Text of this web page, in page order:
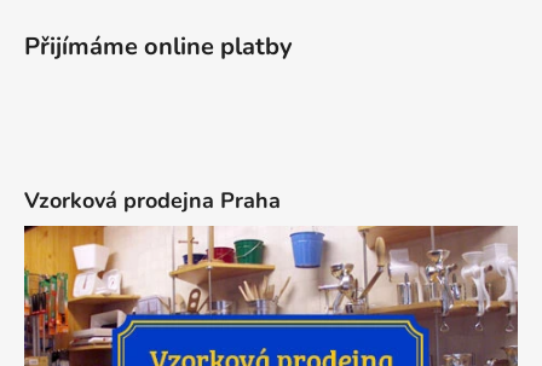
Přijímáme online platby
Vzorková prodejna Praha